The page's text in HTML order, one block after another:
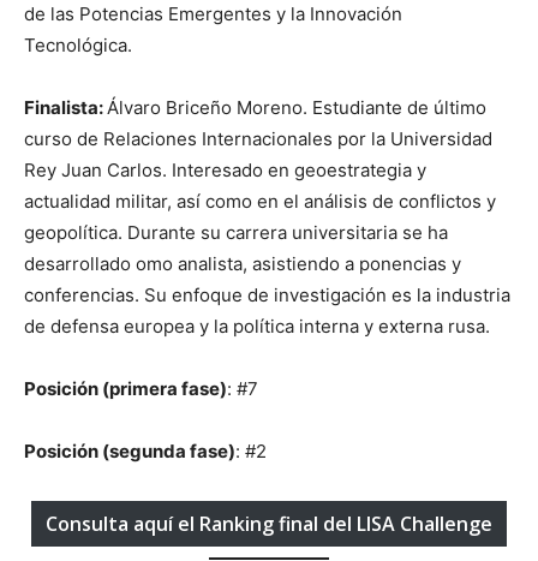
de las Potencias Emergentes y la Innovación
Tecnológica.
Finalista: Álvaro Briceño Moreno. Estudiante de último
curso de Relaciones Internacionales por la Universidad
Rey Juan Carlos. Interesado en geoestrategia y
actualidad militar, así como en el análisis de conflictos y
geopolítica. Durante su carrera universitaria se ha
desarrollado omo analista, asistiendo a ponencias y
conferencias. Su enfoque de investigación es la industria
de defensa europea y la política interna y externa rusa.
Posición (primera fase): #7
Posición (segunda fase): #2
Consulta aquí el Ranking final del LISA Challenge